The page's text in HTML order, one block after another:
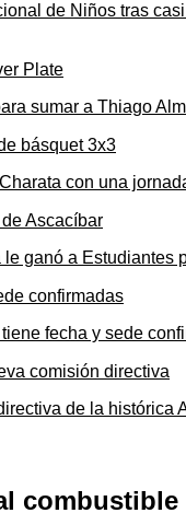
de Niños tras
sumar a Thiago
con una
ganó a Estudiantes
fecha y sede
de la histórica